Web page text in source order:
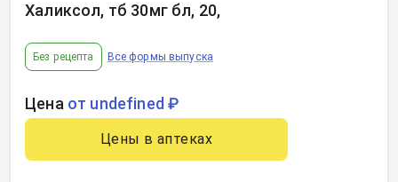
Халиксол, тб 30мг бл, 20,
Без рецепта Все формы выпуска
Цена от undefined ₽
Цены в аптеках